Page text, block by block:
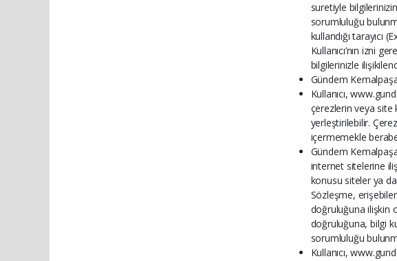
suretiyle
sorumluluğu
kullandığı
Kullanıcı’nın izni
bilgilerinizle
Gündem
Kullanıcı,
çerezlerin veya site
yerleştirilebilir.
içermemekle
Gündem
internet sitelerine
konusu siteler ya
Sözleşme,
doğruluğuna ilişkin
doğruluğuna, bilgi
sorumluluğu
Kullanıcı,